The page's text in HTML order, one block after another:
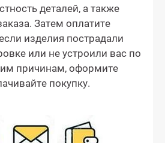
деталей, а также
Затем оплатите
изделия пострадали
или не устроили вас по
причинам, оформите
покупку.